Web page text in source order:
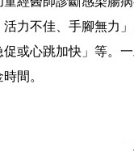
活力不佳、手腳無力
促或心跳加快」等。
間。